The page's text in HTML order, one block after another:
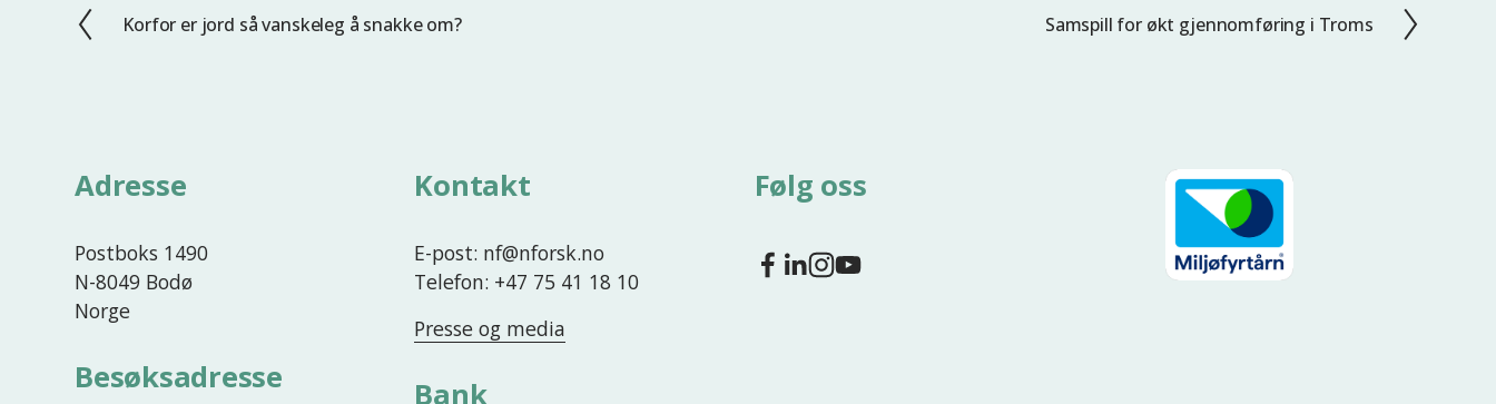
F
g
e
Korfor er jord så vanskeleg å snakke om?
N
Samspill for økt gjennomføring i Troms
Adresse
Postboks 1490
N-8049 Bodø
Norge
Besøksadresse
Kontakt
E-post: nf@nforsk.no
Telefon: +47 75 41 18 10
Presse og media
Bank
Følg oss